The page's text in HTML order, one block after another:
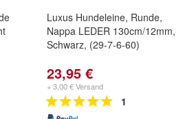
Luxus Hundeleine, Runde,
Nappa LEDER 130cm/12mm,
Schwarz, (29-7-6-60)
23,95 €
+ 3,00 € Versand
1